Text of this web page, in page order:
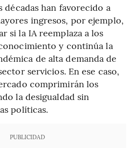
décadas han favorecido a
ingresos, por ejemplo,
si la IA reemplaza a los
y continúa la
de alta demanda de
servicios. En ese caso,
comprimirán los
la desigualdad sin
políticas.
PUBLICIDAD